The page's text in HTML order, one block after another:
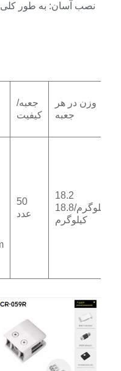
نصب آسان: به طور کلی
جعبه/
کیفیت
وزن در هر
جعبه
50
عدد
18.2
کیلوگرم/18.8
کیلوگرم